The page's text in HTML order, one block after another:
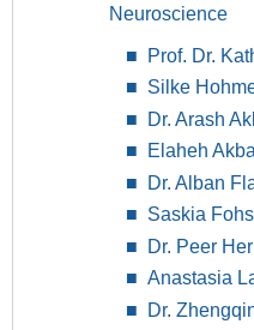
Neuroscience
Prof. Dr.
Silke
Dr. Arash
Elaheh
Dr. Alban
Saskia Fohs
Dr. Peer
Anastasia
Dr.